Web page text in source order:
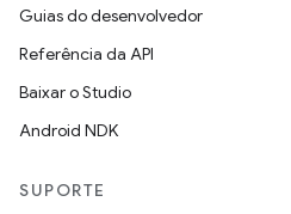
Guias do desenvolvedor
Referência da API
Baixar o Studio
Android NDK
SUPORTE